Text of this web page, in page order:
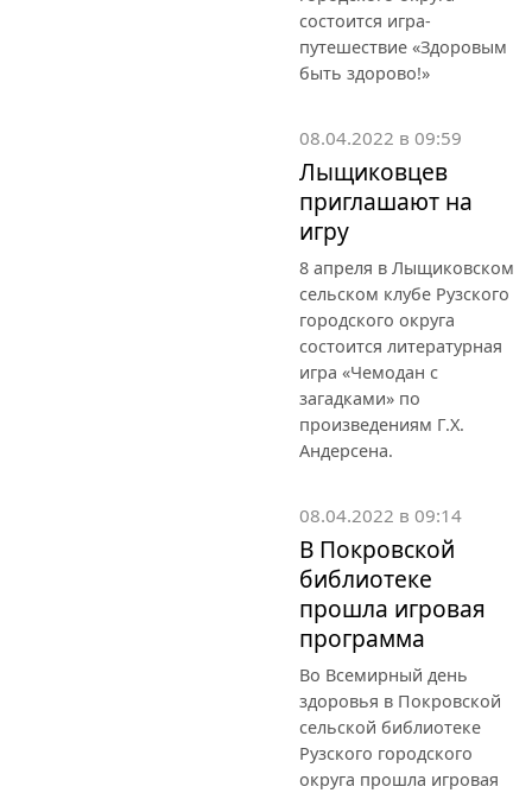
состоится игра-
путешествие «Здоровым
быть здорово!»
08.04.2022 в 09:59
Лыщиковцев
приглашают на
игру
8 апреля в Лыщиковском
сельском клубе Рузского
городского округа
состоится литературная
игра «Чемодан с
загадками» по
произведениям Г.Х.
Андерсена.
08.04.2022 в 09:14
В Покровской
библиотеке
прошла игровая
программа
Во Всемирный день
здоровья в Покровской
сельской библиотеке
Рузского городского
округа прошла игровая